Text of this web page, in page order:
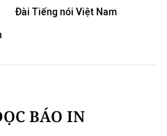
Đài Tiếng nói Việt Nam
BÁO IN